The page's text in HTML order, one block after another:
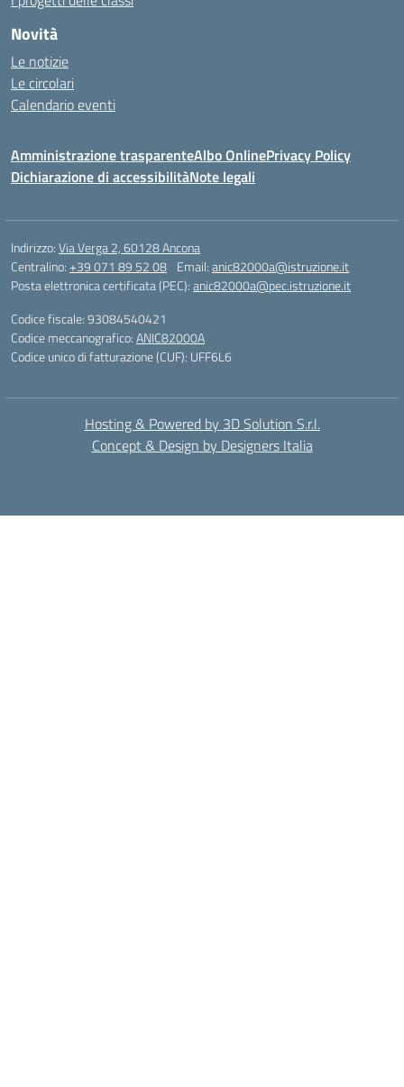
Novità
Le notizie
Le circolari
Calendario eventi
Amministrazione trasparenteAlbo OnlinePrivacy Policy
Dichiarazione di accessibilitàNote legali
Indirizzo:Via Verga 2, 60128 Ancona
Centralino:+39 071 89 52 08 Email:anic82000a@istruzione.it
Posta elettronica certificata (PEC):anic82000a@pec.istruzione.it
Codice fiscale: 93084540421
Codice meccanografico:ANIC82000A
Codice unico di fatturazione (CUF): UFF6L6
Hosting & Powered by 3D Solution S.r.l.
Concept & Design by Designers Italia